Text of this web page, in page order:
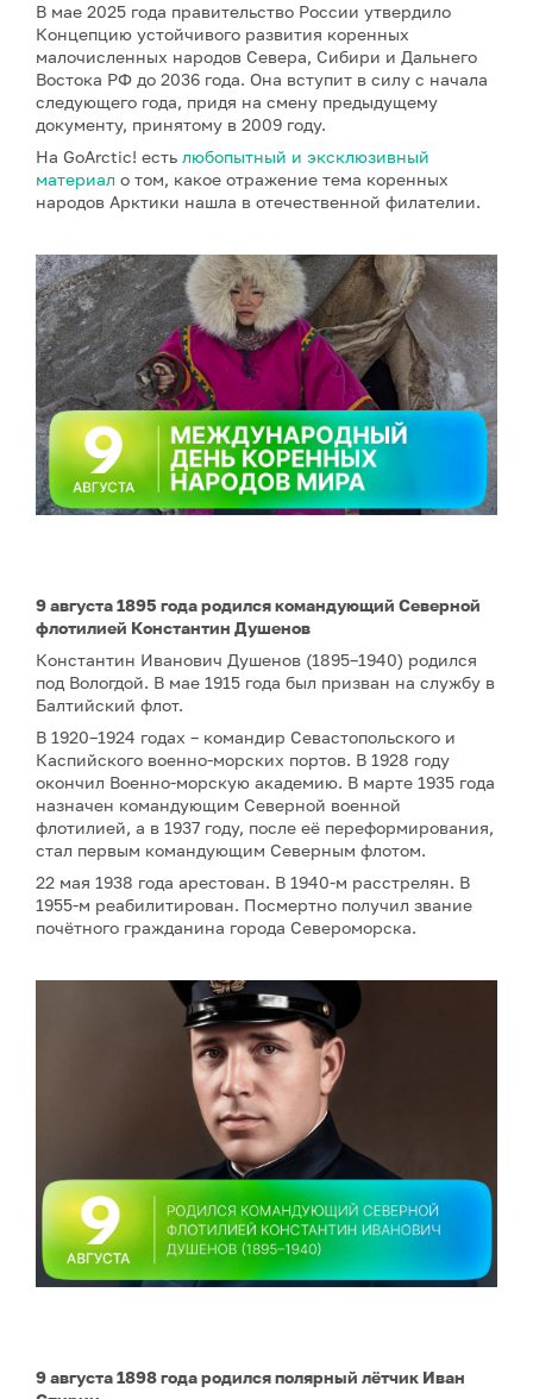
В мае 2025 года правительство России утвердило
Концепцию устойчивого развития коренных
малочисленных народов Севера, Сибири и Дальнего
Востока РФ до 2036 года. Она вступит в силу с начала
следующего года, придя на смену предыдущему
документу, принятому в 2009 году.
На GoArctic! есть любопытный и эксклюзивный
материал о том, какое отражение тема коренных
народов Арктики нашла в отечественной филателии.
9 августа 1895 года родился командующий Северной
флотилией Константин Душенов
Константин Иванович Душенов (1895–1940) родился
под Вологдой. В мае 1915 года был призван на службу в
Балтийский флот.
В 1920–1924 годах – командир Севастопольского и
Каспийского военно-морских портов. В 1928 году
окончил Военно-морскую академию. В марте 1935 года
назначен командующим Северной военной
флотилией, а в 1937 году, после её переформирования,
стал первым командующим Северным флотом.
22 мая 1938 года арестован. В 1940-м расстрелян. В
1955-м реабилитирован. Посмертно получил звание
почётного гражданина города Североморска.
9 августа 1898 года родился полярный лётчик Иван